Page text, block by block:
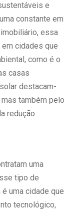
e
constante em
essa
cidades que
como é o
casas
destacam-
também pelo
redução
uma
tipo de
uma cidade que
tecnológico,